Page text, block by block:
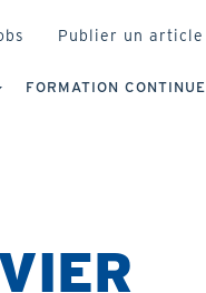
Publier un article
FORMATION CONTINUE